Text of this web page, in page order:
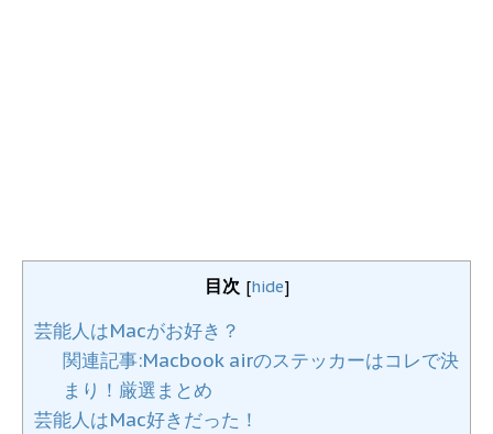
目次 [hide]
芸能人はMacがお好き？
関連記事:Macbook airのステッカーはコレで決
まり！厳選まとめ
芸能人はMac好きだった！